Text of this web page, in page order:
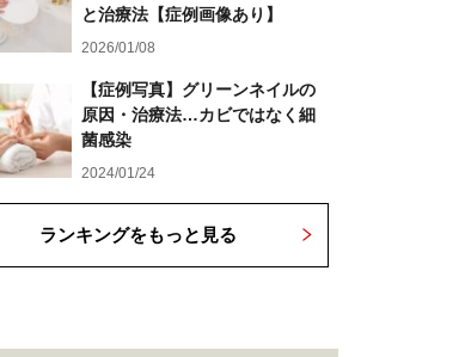
と治療法【症例画像あり】
2026/01/08
【症例写真】グリーンネイルの
原因・治療法…カビではなく細
菌感染
2024/01/24
ランキングをもっと見る